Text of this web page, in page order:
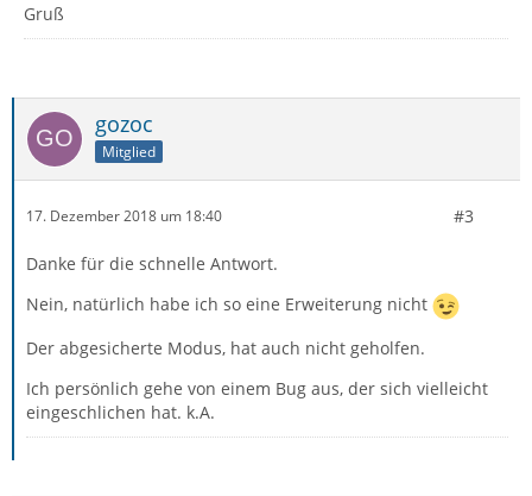
Gruß
gozoc
Mitglied
17. Dezember 2018 um 18:40 #3
Danke für die schnelle Antwort.
Nein, natürlich habe ich so eine Erweiterung nicht
Der abgesicherte Modus, hat auch nicht geholfen.
Ich persönlich gehe von einem Bug aus, der sich vielleicht
eingeschlichen hat. k.A.